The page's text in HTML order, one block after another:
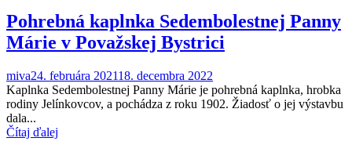
Pohrebná kaplnka Sedembolestnej Panny
Márie v Považskej Bystrici
miva24. februára 202118. decembra 2022
Kaplnka Sedembolestnej Panny Márie je pohrebná kaplnka, hrobka
rodiny Jelínkovcov, a pochádza z roku 1902. Žiadosť o jej výstavbu
dala...
Čítaj ďalej